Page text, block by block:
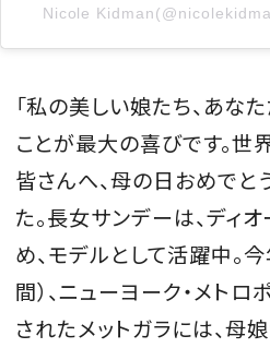
Nicole
「私の美しい娘たち、あな
ことが最大の喜びです。世
皆さんへ、母の日おめでと
た。長女サンデーは、ディ
め、モデルとして活躍中。
間）、ニューヨーク・メト
されたメットガラには、母